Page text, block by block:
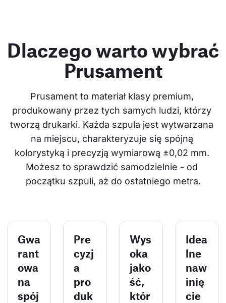
Dlaczego warto wybrać
Prusament
Prusament to materiał klasy premium,
produkowany przez tych samych ludzi, którzy
tworzą drukarki. Każda szpula jest wytwarzana
na miejscu, charakteryzuje się spójną
kolorystyką i precyzją wymiarową ±0,02 mm.
Możesz to sprawdzić samodzielnie - od
początku szpuli, aż do ostatniego metra.
Gwa
rant
owa
na
spój
Pre
cyzj
a
pro
duk
Wys
oka
jako
ść,
któr
Idea
lne
naw
inię
cie